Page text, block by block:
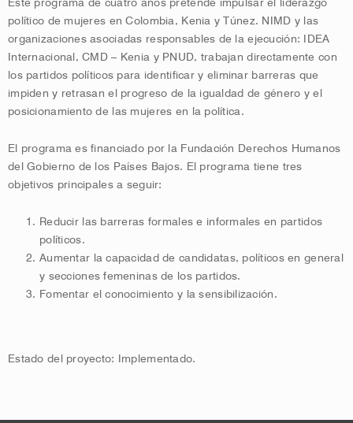
Este programa de cuatro años pretende impulsar el liderazgo
político de mujeres en Colombia, Kenia y Túnez. NIMD y las
organizaciones asociadas responsables de la ejecución: IDEA
Internacional, CMD – Kenia y PNUD, trabajan directamente con
los partidos políticos para identificar y eliminar barreras que
impiden y retrasan el progreso de la igualdad de género y el
posicionamiento de las mujeres en la política.
El programa es financiado por la Fundación Derechos Humanos
del Gobierno de los Países Bajos. El programa tiene tres
objetivos principales a seguir:
Reducir las barreras formales e informales en partidos
políticos.
Aumentar la capacidad de candidatas, políticos en general
y secciones femeninas de los partidos.
Fomentar el conocimiento y la sensibilización.
Estado del proyecto: Implementado.